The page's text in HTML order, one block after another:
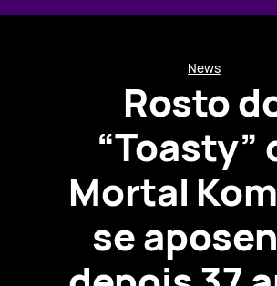
News
Rosto
“Toasty”
Mortal
se